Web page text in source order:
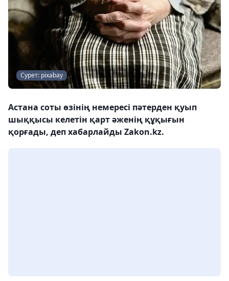
Сурет: pixabay
Астана соты өзінің немересі пәтерден қуып
шыққысы келетін қарт әженің құқығын
қорғады, деп хабарлайды Zakon.kz.